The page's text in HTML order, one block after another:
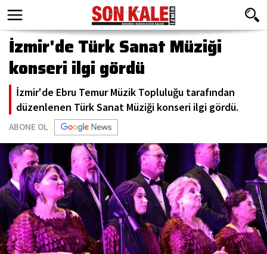
İzmir'de Türk Sanat Müziği
konseri ilgi gördü
İzmir'de Ebru Temur Müzik Topluluğu tarafından
düzenlenen Türk Sanat Müziği konseri ilgi gördü.
ABONE OL